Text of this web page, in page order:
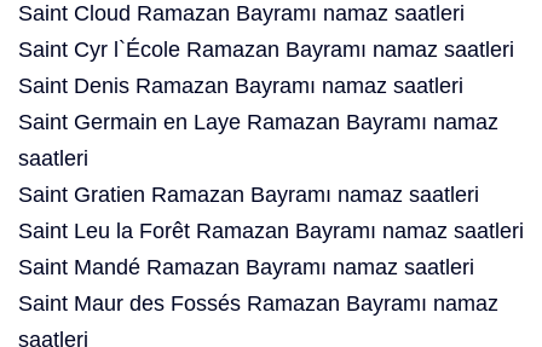
Saint Cloud Ramazan Bayramı namaz saatleri
Saint Cyr l`École Ramazan Bayramı namaz saatleri
Saint Denis Ramazan Bayramı namaz saatleri
Saint Germain en Laye Ramazan Bayramı namaz
saatleri
Saint Gratien Ramazan Bayramı namaz saatleri
Saint Leu la Forêt Ramazan Bayramı namaz saatleri
Saint Mandé Ramazan Bayramı namaz saatleri
Saint Maur des Fossés Ramazan Bayramı namaz
saatleri